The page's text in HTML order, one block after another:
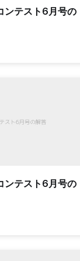
テスト6月号の
テスト6月号の